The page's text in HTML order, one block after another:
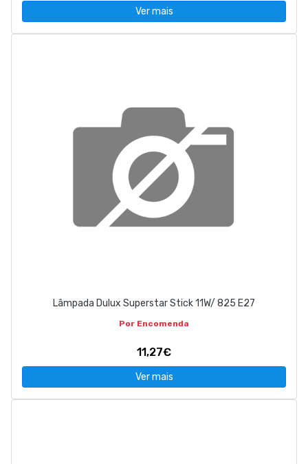
Ver mais
Lâmpada Dulux Superstar Stick 11W/ 825 E27
Por Encomenda
11,27€
Ver mais